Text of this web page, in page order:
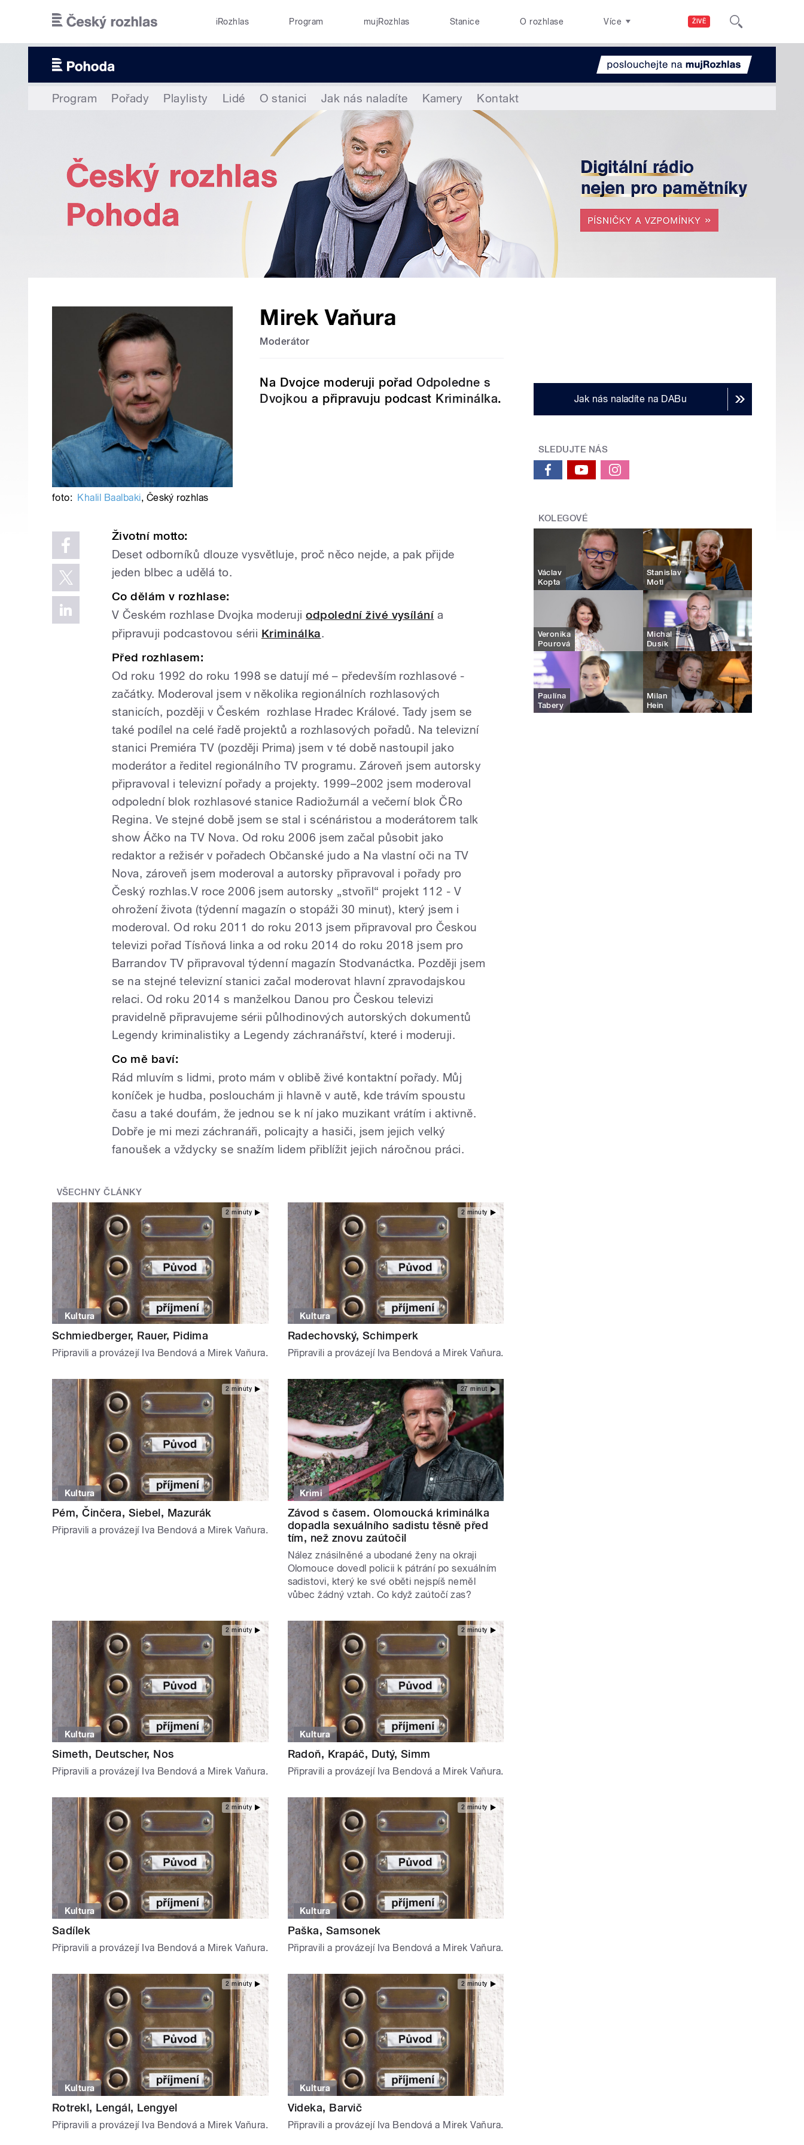
ŽIVĚ
iRozhlas Program mujRozhlas Stanice O rozhlase Více
Program Pořady Playlisty Lidé O stanici Jak nás naladíte Kamery Kontakt
Mirek Vaňura
Moderátor
Na Dvojce moderuji pořadOdpoledne s
Dvojkou a připravuju podcast Kriminálka.
foto: Khalil Baalbaki, Český rozhlas
Životní motto:
Deset odborníků dlouze vysvětluje, proč něco nejde, a pak přijde
jeden blbec a udělá to.
Co dělám v rozhlase:
V Českém rozhlase Dvojka moderujiodpolední živé vysílánía
připravuji podcastovou sérii Kriminálka.
Před rozhlasem:
Od roku 1992 do roku 1998 se datují mé – především rozhlasové -
začátky. Moderoval jsem v několika regionálních rozhlasových
stanicích, později v Českém rozhlase Hradec Králové. Tady jsem se
také podílel na celé řadě projektů a rozhlasových pořadů. Na televizní
stanici Premiéra TV (později Prima) jsem v té době nastoupil jako
moderátor a ředitel regionálního TV programu. Zároveň jsem autorsky
připravoval i televizní pořady a projekty. 1999–2002 jsem moderoval
odpolední blok rozhlasové stanice Radiožurnál a večerní blok ČRo
Regina. Ve stejné době jsem se stal i scénáristou a moderátorem talk
show Áčko na TV Nova. Od roku 2006 jsem začal působit jako
redaktor a režisér v pořadech Občanské judo a Na vlastní oči na TV
Nova, zároveň jsem moderoval a autorsky připravoval i pořady pro
Český rozhlas.V roce 2006 jsem autorsky „stvořil“ projekt 112 - V
ohrožení života (týdenní magazín o stopáži 30 minut), který jsem i
moderoval. Od roku 2011 do roku 2013 jsem připravoval pro Českou
televizi pořad Tísňová linka a od roku 2014 do roku 2018 jsem pro
Barrandov TV připravoval týdenní magazín Stodvanáctka. Později jsem
se na stejné televizní stanici začal moderovat hlavní zpravodajskou
relaci. Od roku 2014 s manželkou Danou pro Českou televizi
pravidelně připravujeme sérii půlhodinových autorských dokumentů
Legendy kriminalistiky a Legendy záchranářství, které i moderuji.
Co mě baví:
Rád mluvím s lidmi, proto mám v oblibě živé kontaktní pořady. Můj
koníček je hudba, poslouchám ji hlavně v autě, kde trávím spoustu
času a také doufám, že jednou se k ní jako muzikant vrátím i aktivně.
Dobře je mi mezi záchranáři, policajty a hasiči, jsem jejich velký
fanoušek a vždycky se snažím lidem přiblížit jejich náročnou práci.
VŠECHNY ČLÁNKY
2 minuty
Kultura
Schmiedberger, Rauer, Pidima
Připravili a provázejí Iva Bendová a Mirek Vaňura.
2 minuty
Kultura
Radechovský, Schimperk
Připravili a provázejí Iva Bendová a Mirek Vaňura.
2 minuty
Kultura
Pém, Činčera, Siebel, Mazurák
Připravili a provázejí Iva Bendová a Mirek Vaňura.
27 minut
Krimi
Závod s časem. Olomoucká kriminálka
dopadla sexuálního sadistu těsně před
tím, než znovu zaútočil
Nález znásilněné a ubodané ženy na okraji
Olomouce dovedl policii k pátrání po sexuálním
sadistovi, který ke své oběti nejspíš neměl
vůbec žádný vztah. Co když zaútočí zas?
2 minuty
Kultura
Simeth, Deutscher, Nos
Připravili a provázejí Iva Bendová a Mirek Vaňura.
2 minuty
Kultura
Radoň, Krapáč, Dutý, Simm
Připravili a provázejí Iva Bendová a Mirek Vaňura.
2 minuty
Kultura
Sadílek
Připravili a provázejí Iva Bendová a Mirek Vaňura.
2 minuty
Kultura
Paška, Samsonek
Připravili a provázejí Iva Bendová a Mirek Vaňura.
2 minuty
Kultura
Rotrekl, Lengál, Lengyel
Připravili a provázejí Iva Bendová a Mirek Vaňura.
2 minuty
Kultura
Videka, Barvič
Připravili a provázejí Iva Bendová a Mirek Vaňura.
Jak nás naladíte na DABu
SLEDUJTE NÁS
KOLEGOVÉ
Václav
Kopta
Stanislav
Motl
Veronika
Pourová
Michal
Dusík
Paulína
Tabery
Milan
Hein